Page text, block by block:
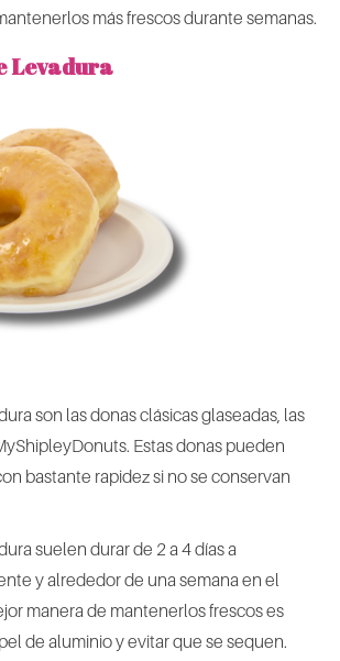
más frescos durante semanas.
Levadura
son las donas clásicas glaseadas, las
Estas donas pueden
bastante rapidez si no se conservan
suelen durar de 2 a 4 días a
y alrededor de una semana en el
manera de mantenerlos frescos es
de aluminio y evitar que se sequen.